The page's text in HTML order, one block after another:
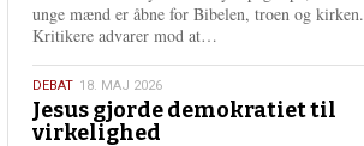
unge mænd er åbne for Bibelen, troen og kirken.
Kritikere advarer mod at…
e
18.
maj
2026
DEBAT 18. MAJ 2026
Jesus gjorde demokratiet til
virkelighed